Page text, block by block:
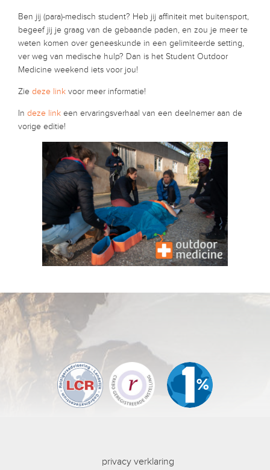
Ben jij (para)-medisch student? Heb jij affiniteit met buitensport,
begeef jij je graag van de gebaande paden, en zou je meer te
weten komen over geneeskunde in een gelimiteerde setting,
ver weg van medische hulp? Dan is het Student Outdoor
Medicine weekend iets voor jou!
Zie deze link voor meer informatie!
In deze link een ervaringsverhaal van een deelnemer aan de
vorige editie!
privacy verklaring